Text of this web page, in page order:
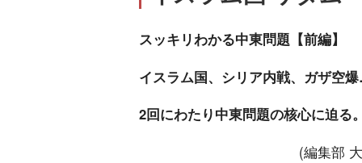
スッキリわかる中東問題【前編】
イスラム国、シリア内戦、ガザ空
2回にわたり中東問題の核心に迫る
(編集部